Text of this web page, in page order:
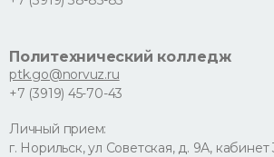
Политехнический колледж
ptk.go@norvuz.ru
+7 (3919) 45-70-43
Личный прием:
г. Норильск, ул Советская, д. 9А,